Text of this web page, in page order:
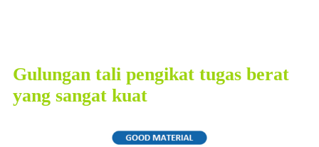
Gulungan tali pengikat tugas berat
yang sangat kuat